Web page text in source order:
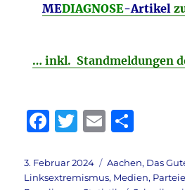
MEDIAGNOSE-Artikel
… inkl. Standmeldungen
F
c
T
it
E
ai le
Veröffentlicht
am
3. Februar 2024 Kategorien
Aachen, Das
Linksextremismus, Medien,